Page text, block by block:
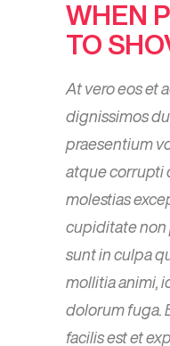
WHEN
TO
At vero eos et
dignissimos
praesentium
atque corrupti
molestias
cupiditate non
sunt in culpa
mollitia animi,
dolorum fuga.
facilis est et